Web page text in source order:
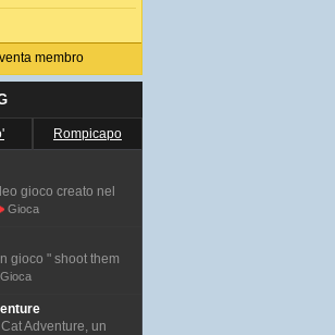
membro
Rompicapo
gioco creato nel
Gioca
gioco " shoot them
Gioca
Adventure, un